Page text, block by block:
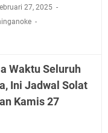
27, 2025
Waktu Seluruh
Ini Jadwal Solat
Kamis 27